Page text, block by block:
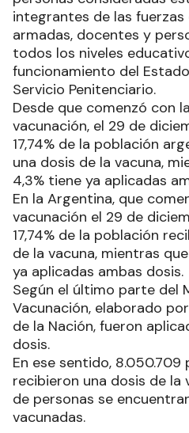
integrantes de las
armadas, docentes y
todos los niveles
funcionamiento del
Servicio Penitenciario.
Desde que comenzó con
vacunación, el 29 de
17,74% de la población
una dosis de la vacuna,
4,3% tiene ya aplicadas
En la Argentina, que
vacunación el 29 de
17,74% de la población
de la vacuna, mientras
ya aplicadas ambas dosis.
Según el último parte del
Vacunación, elaborado
de la Nación, fueron
dosis.
En ese sentido,
recibieron una dosis de la
de personas se
vacunadas.